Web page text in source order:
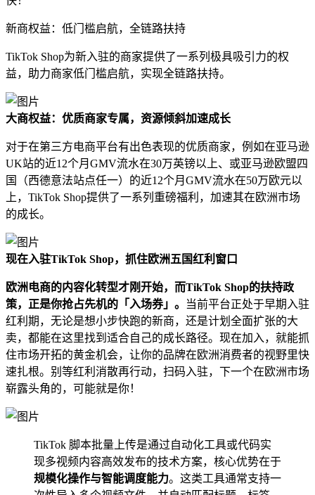
新商权益：低门槛启航，全链路扶持
TikTok Shop为新入驻的商家提供了一系列极具吸引力的权
益，助力商家低门槛启航，实现全链路扶持。
大商权益：优质商家专属，资源倾斜加速成长
对于在第三方电商平台有出色表现的优质商家，例如在亚马逊
UK站的近12个月GMV流水在30万英镑以上、或亚马逊欧盟四
国（西德意法站点任一）的近12个月GMV流水在50万欧元以
上，TikTok Shop提供了一系列重磅福利，加速其在欧洲市场
的成长。
现在入驻TikTok Shop，抓住欧洲五国红利窗口
欧洲电商的内容化转型才刚开始，而TikTok Shop的扶持政
策，正是你抢占先机的「入场券」。
当前平台正处于早期入驻
红利期，无论是想小步快跑的新商，还是计划全面扩张的大
卖，都能在这里找到适合自己的成长路径。现在加入，就能抓
住市场开拓的黄金机会，让你的品牌在欧洲消费者的视野里快
速扎根。别等红利消散再行动，扫码入驻，下一个在欧洲市场
崭露头角的，可能就是你！
TikTok 脚本批量上传是通过自动化工具或代码实
现多视频内容高效发布的技术方案，核心优势在于
规模化操作与智能调度能力。这类工具通常支持一